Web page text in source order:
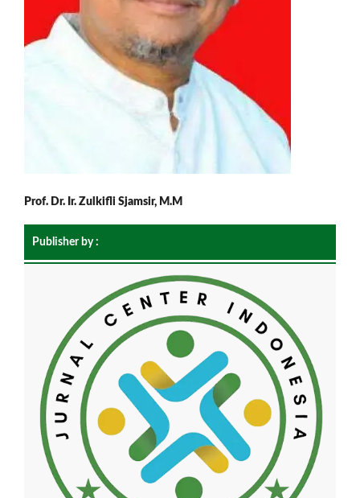
Prof. Dr. Ir. Zulkifli Sjamsir, M.M
Publisher by :